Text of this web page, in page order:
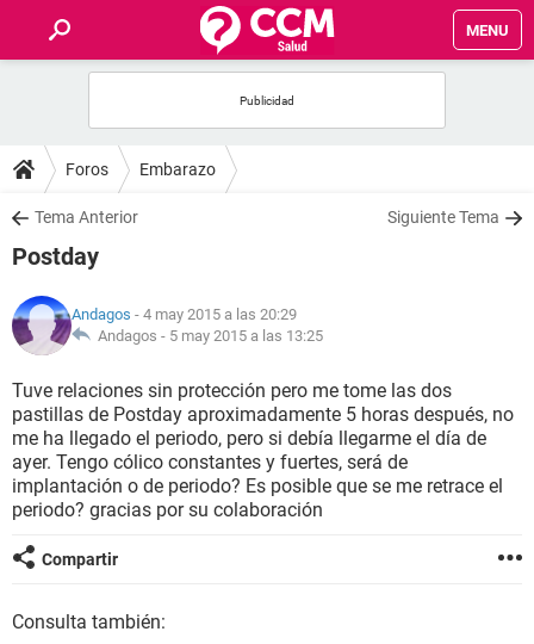
MENU
FOROS
SALUD
NUTRICIÓN
BIENESTAR
SEXUALIDAD
GLOSARIO
Foros Embarazo
Tema Anterior Siguiente Tema
Postday
Andagos - 4 may 2015 a las 20:29
Andagos - 5 may 2015 a las 13:25
Tuve relaciones sin protección pero me tome las dos
pastillas de Postday aproximadamente 5 horas después, no
me ha llegado el periodo, pero si debía llegarme el día de
ayer. Tengo cólico constantes y fuertes, será de
implantación o de periodo? Es posible que se me retrace el
periodo? gracias por su colaboración
Compartir
Consulta también: